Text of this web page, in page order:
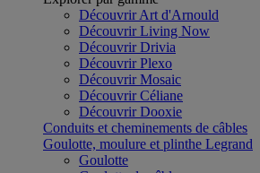
Découvrir Art d'Arnould
Découvrir Living Now
Découvrir Drivia
Découvrir Plexo
Découvrir Mosaic
Découvrir Céliane
Découvrir Dooxie
Conduits et cheminements de câbles
Goulotte, moulure et plinthe Legrand
Goulotte